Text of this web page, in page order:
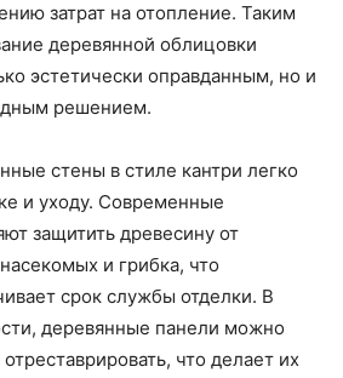
затрат на отопление. Таким
деревянной облицовки
эстетически оправданным, но и
решением.
стены в стиле кантри легко
и уходу. Современные
защитить древесину от
и грибка, что
срок службы отделки. В
деревянные панели можно
что делает их